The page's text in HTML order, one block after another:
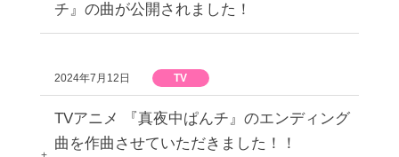
チ』の曲が公開されました！
2024年7月12日 TV
TVアニメ 『真夜中ぱんチ』のエンディング
曲を作曲させていただきました！！